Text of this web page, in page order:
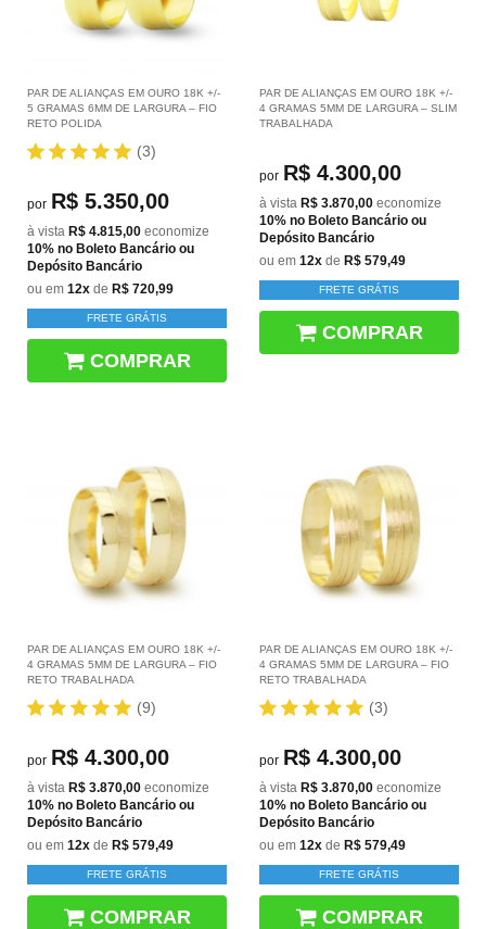
PAR DE ALIANÇAS EM OURO 18K +/-
5 GRAMAS 6MM DE LARGURA – FIO
RETO POLIDA
(3)
por R$ 5.350,00
à vista R$ 4.815,00 economize
10% no Boleto Bancário ou
Depósito Bancário
ou em 12x de R$ 720,99
FRETE GRÁTIS
COMPRAR
PAR DE ALIANÇAS EM OURO 18K +/-
4 GRAMAS 5MM DE LARGURA – SLIM
TRABALHADA
por R$ 4.300,00
à vista R$ 3.870,00 economize
10% no Boleto Bancário ou
Depósito Bancário
ou em 12x de R$ 579,49
FRETE GRÁTIS
COMPRAR
PAR DE ALIANÇAS EM OURO 18K +/-
4 GRAMAS 5MM DE LARGURA – FIO
RETO TRABALHADA
(9)
por R$ 4.300,00
à vista R$ 3.870,00 economize
10% no Boleto Bancário ou
Depósito Bancário
ou em 12x de R$ 579,49
FRETE GRÁTIS
COMPRAR
PAR DE ALIANÇAS EM OURO 18K +/-
4 GRAMAS 5MM DE LARGURA – FIO
RETO TRABALHADA
(3)
por R$ 4.300,00
à vista R$ 3.870,00 economize
10% no Boleto Bancário ou
Depósito Bancário
ou em 12x de R$ 579,49
FRETE GRÁTIS
COMPRAR